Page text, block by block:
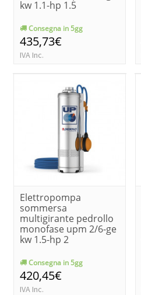
kw 1.1-hp 1.5
Consegna in 5gg
435,73€
IVA Inc.
Elettropompa
sommersa
multigirante pedrollo
monofase upm 2/6-ge
kw 1.5-hp 2
Consegna in 5gg
420,45€
IVA Inc.